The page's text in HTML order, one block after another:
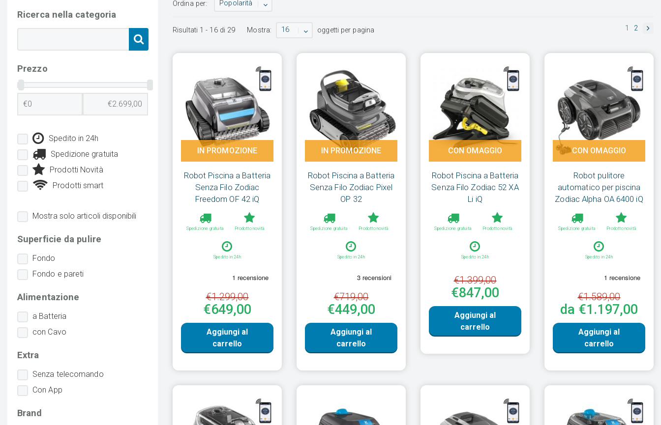
Ordina per: Popolarità
Risultati 1 - 16di 29 Mostra: 16 oggetti per pagina 1 2
Robot Piscina a Batteria
Senza Filo Zodiac
Freedom OF 42 iQ
Spedizione gratuita Prodotto novità
Spedito in 24h
€1.299,00
€649,00
Aggiungi al
carrello
IN PROMOZIONE
Robot Piscina a Batteria
Senza Filo Zodiac Pixel
OP 32
Spedizione gratuita Prodotto novità
Spedito in 24h
€719,00
€449,00
Aggiungi al
carrello
IN PROMOZIONE
Robot Piscina a Batteria
Senza Filo Zodiac 52 XA
Li iQ
Spedizione gratuita Prodotto novità
Spedito in 24h
€1.399,00
€847,00
Aggiungi al
carrello
CON OMAGGIO
Robot pulitore
automatico per piscina
Zodiac Alpha OA 6400 iQ
Spedizione gratuita Prodotto novità
Spedito in 24h
€1.589,00
da €1.197,00
Aggiungi al
carrello
CON OMAGGIO
Ricerca nella categoria
Prezzo
Spedito in 24h
Spedizione gratuita
Prodotti Novità
Prodotti smart
Mostra solo articoli disponibili
Superficie da pulire
Fondo
Fondo e pareti
Alimentazione
a Batteria
con Cavo
Extra
Senza telecomando
Con App
Brand